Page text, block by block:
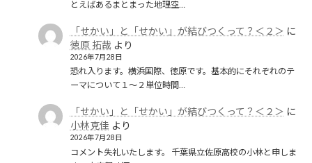
とえばあるまとまった地理空…
「せかい」と「せかい」が結びつくって？＜２＞ に
徳原 拓哉 より
2026年7月28日
恐れ入ります。横浜国際、徳原です。基本的にそれぞれのテ
ーマについて１〜２単位時間…
「せかい」と「せかい」が結びつくって？＜２＞ に
小林克佳 より
2026年7月28日
コメント失礼いたします。 千葉県立佐原高校の小林と申しま